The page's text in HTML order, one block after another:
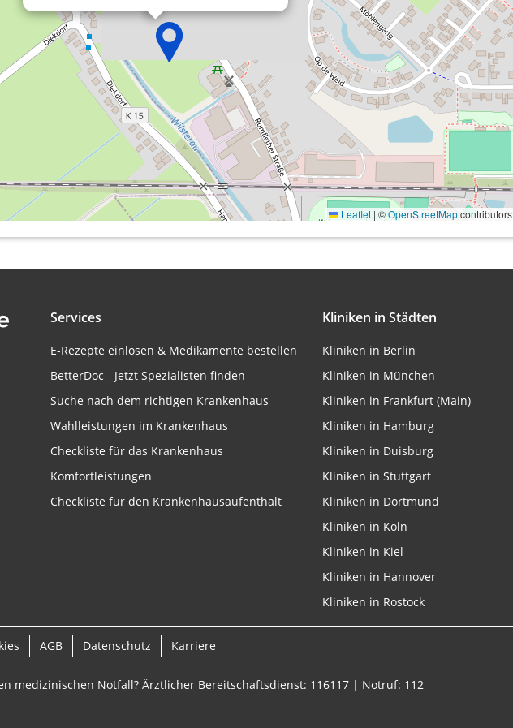
Leaflet | ©OpenStreetMapcontributors
Services
E-Rezepte einlösen & Medikamente bestellen
BetterDoc - Jetzt Spezialisten finden
Suche nach dem richtigen Krankenhaus
Wahlleistungen im Krankenhaus
Checkliste für das Krankenhaus
Komfortleistungen
Checkliste für den Krankenhausaufenthalt
Kliniken in Städten
Kliniken in Berlin
Kliniken in München
Kliniken in Frankfurt (Main)
Kliniken in Hamburg
Kliniken in Duisburg
Kliniken in Stuttgart
Kliniken in Dortmund
Kliniken in Köln
Kliniken in Kiel
Kliniken in Hannover
Kliniken in Rostock
AGB Datenschutz Karriere
medizinischen Notfall? Ärztlicher Bereitschaftsdienst: 116117 | Notruf: 112
oder Kombinationen von Daten aus
von Inhalten